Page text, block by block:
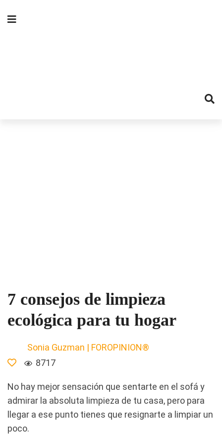
7 consejos de limpieza
ecológica para tu hogar
Sonia Guzman | FOROPINION®
8717
No hay mejor sensación que sentarte en el sofá y
admirar la absoluta limpieza de tu casa, pero para
llegar a ese punto tienes que resignarte a limpiar un
poco.